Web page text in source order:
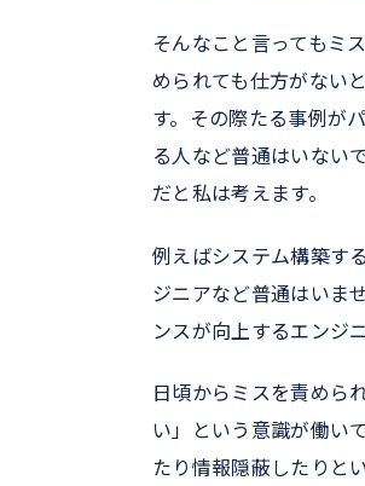
そんなこと言ってもミ
められても仕方がない
す。その際たる事例が
る人など普通はいない
だと私は考えます。
例えばシステム構築す
ジニアなど普通はいま
ンスが向上するエンジ
日頃からミスを責めら
い」という意識が働い
たり情報隠蔽したりと